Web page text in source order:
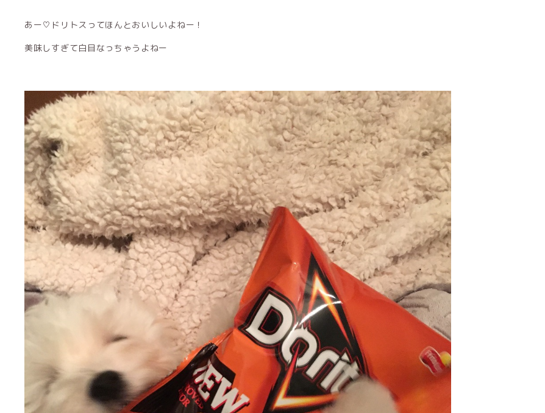
あー♡ドリトスってほんとおいしいよねー！
美味しすぎて白目なっちゃうよねー